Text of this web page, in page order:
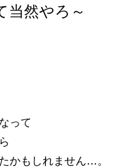
当然やろ～
って
かもしれません…。